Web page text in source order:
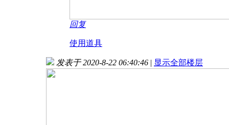
回复
使用道具
发表于 2020-8-22 06:40:46 | 显示全部楼层